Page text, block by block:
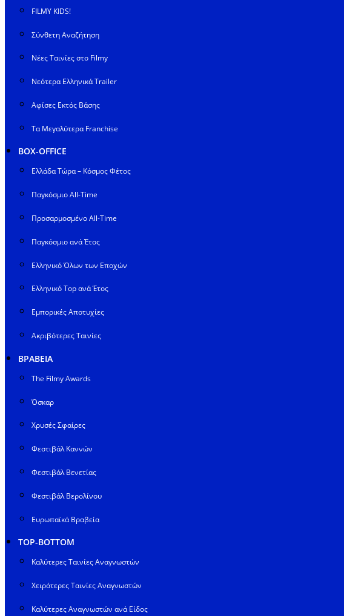
FILMY KIDS!
Σύνθετη Αναζήτηση
Νέες Ταινίες στο Filmy
Νεότερα Ελληνικά Trailer
Αφίσες Εκτός Βάσης
Τα Μεγαλύτερα Franchise
BOX-OFFICE
Ελλάδα Τώρα – Κόσμος Φέτος
Παγκόσμιο All-Time
Προσαρμοσμένο All-Time
Παγκόσμιο ανά Έτος
Ελληνικό Όλων των Εποχών
Ελληνικό Top ανά Έτος
Εμπορικές Αποτυχίες
Ακριβότερες Ταινίες
ΒΡΑΒΕΙΑ
The Filmy Awards
Όσκαρ
Χρυσές Σφαίρες
Φεστιβάλ Καννών
Φεστιβάλ Βενετίας
Φεστιβάλ Βερολίνου
Ευρωπαϊκά Βραβεία
TOP-BOTTOM
Καλύτερες Ταινίες Αναγνωστών
Χειρότερες Ταινίες Αναγνωστών
Καλύτερες Αναγνωστών ανά Είδος